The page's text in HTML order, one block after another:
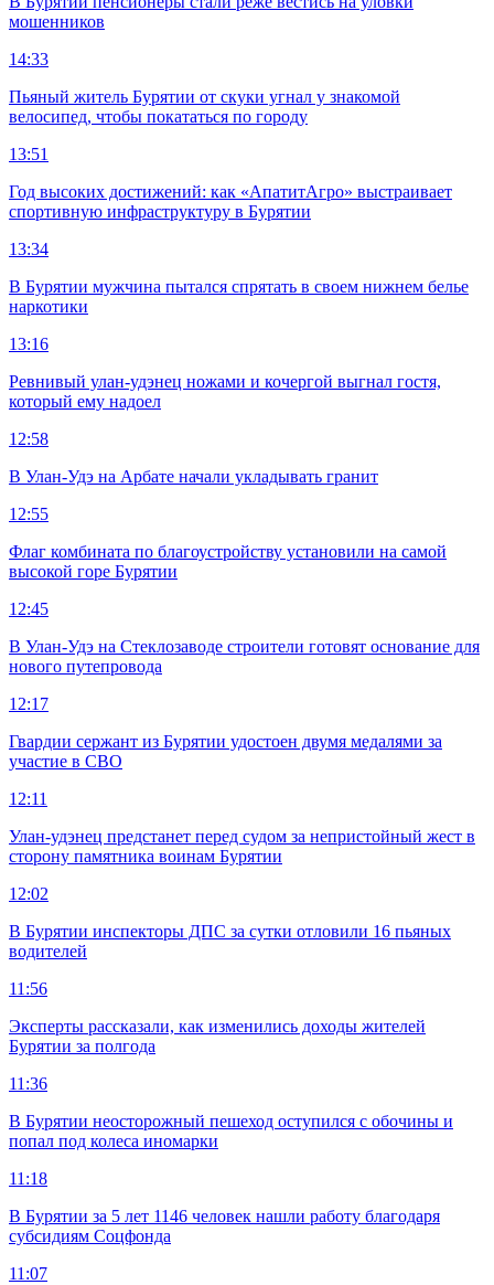
мошенников
14:33
Пьяный житель Бурятии от скуки угнал у знакомой
велосипед, чтобы покататься по городу
13:51
Год высоких достижений: как «АпатитАгро» выстраивает
спортивную инфраструктуру в Бурятии
13:34
В Бурятии мужчина пытался спрятать в своем нижнем белье
наркотики
13:16
Ревнивый улан-удэнец ножами и кочергой выгнал гостя,
который ему надоел
12:58
В Улан-Удэ на Арбате начали укладывать гранит
12:55
Флаг комбината по благоустройству установили на самой
высокой горе Бурятии
12:45
В Улан-Удэ на Стеклозаводе строители готовят основание для
нового путепровода
12:17
Гвардии сержант из Бурятии удостоен двумя медалями за
участие в СВО
12:11
Улан-удэнец предстанет перед судом за непристойный жест в
сторону памятника воинам Бурятии
12:02
В Бурятии инспекторы ДПС за сутки отловили 16 пьяных
водителей
11:56
Эксперты рассказали, как изменились доходы жителей
Бурятии за полгода
11:36
В Бурятии неосторожный пешеход оступился с обочины и
попал под колеса иномарки
11:18
В Бурятии за 5 лет 1146 человек нашли работу благодаря
субсидиям Соцфонда
11:07